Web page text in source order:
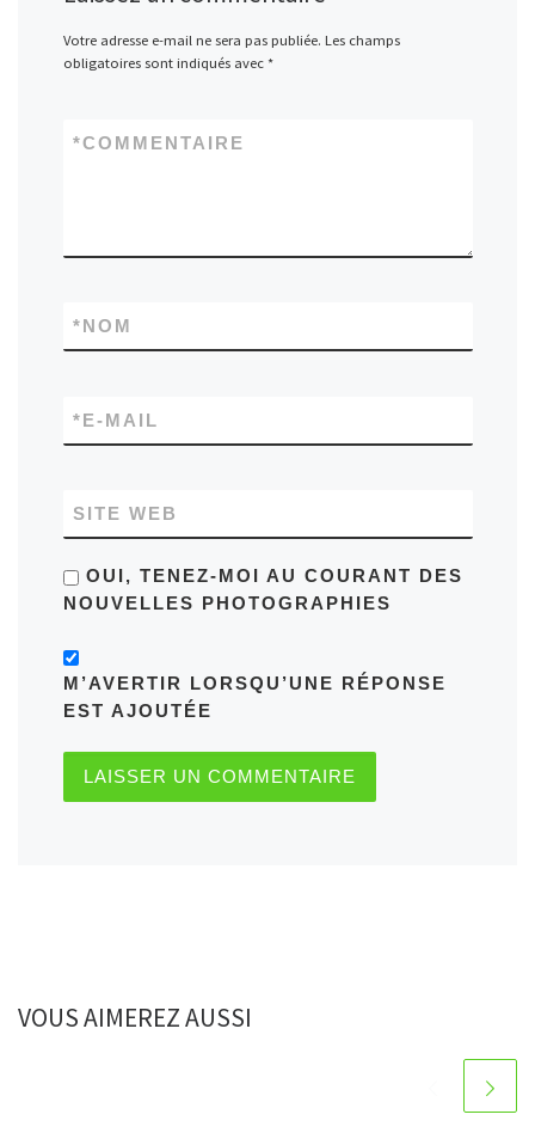
Votre adresse e-mail ne sera pas publiée. Les champs
obligatoires sont indiqués avec *
COMMENTAIRE
*
NOM
*
E-MAIL
*
SITE WEB
OUI, TENEZ-MOI AU COURANT DES
NOUVELLES PHOTOGRAPHIES
M’AVERTIR LORSQU’UNE RÉPONSE
EST AJOUTÉE
VOUS AIMEREZ AUSSI